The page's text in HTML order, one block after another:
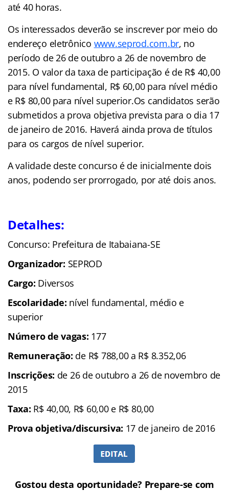
até 40 horas.
Os interessados deverão se inscrever por meio do
endereço eletrônico www.seprod.com.br, no
período de 26 de outubro a 26 de novembro de
2015. O valor da taxa de participação é de R$ 40,00
para nível fundamental, R$ 60,00 para nível médio
e R$ 80,00 para nível superior.Os candidatos serão
submetidos a prova objetiva prevista para o dia 17
de janeiro de 2016. Haverá ainda prova de títulos
para os cargos de nível superior.
A validade deste concurso é de inicialmente dois
anos, podendo ser prorrogado, por até dois anos.
Detalhes:
Concurso: Prefeitura de Itabaiana-SE
Organizador: SEPROD
Cargo: Diversos
Escolaridade: nível fundamental, médio e
superior
Número de vagas: 177
Remuneração: de R$ 788,00 a R$ 8.352,06
Inscrições: de 26 de outubro a 26 de novembro de
2015
Taxa: R$ 40,00, R$ 60,00 e R$ 80,00
Prova objetiva/discursiva: 17 de janeiro de 2016
Gostou desta oportunidade? Prepare-se com